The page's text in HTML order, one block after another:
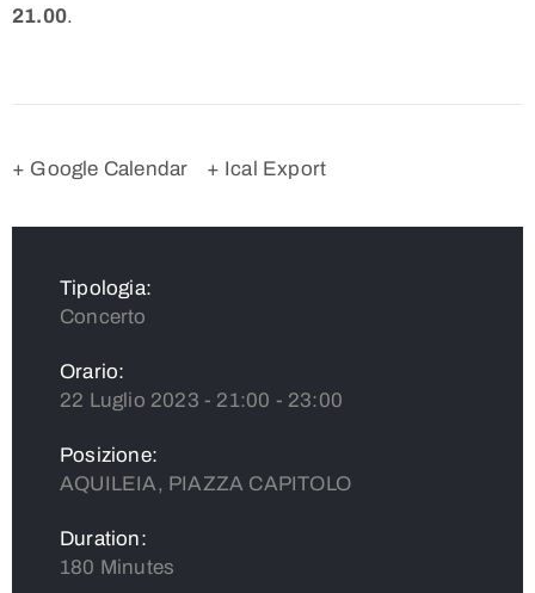
21.00.
+ Google Calendar + Ical Export
Tipologia:
Concerto
Orario:
22 Luglio 2023 - 21:00 - 23:00
Posizione:
AQUILEIA, PIAZZA CAPITOLO
Duration:
180 Minutes